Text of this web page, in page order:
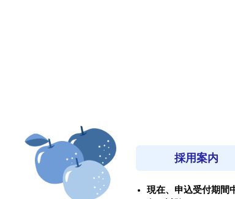
採用案内
現在、申込受付期間